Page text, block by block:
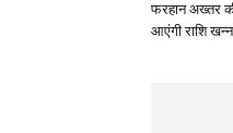
फरहान अख्तर
आएंगी राशि